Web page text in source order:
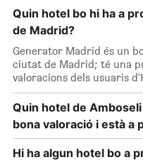
Quin hotel bo hi ha a
de Madrid?
Generator Madrid és un
ciutat de Madrid; té una
valoracions dels usuaris
Quin hotel de
bona valoració i està a
Hi ha algun hotel bo a